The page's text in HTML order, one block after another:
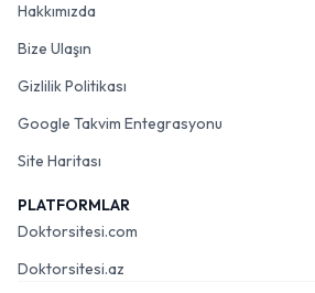
Hakkımızda
Bize Ulaşın
Gizlilik Politikası
Google Takvim Entegrasyonu
Site Haritası
PLATFORMLAR
Doktorsitesi.com
Doktorsitesi.az